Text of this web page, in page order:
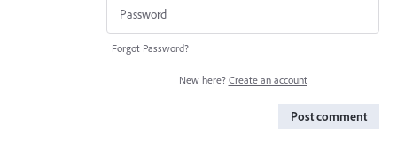
Forgot Password?
New here? Create an account
Post comment